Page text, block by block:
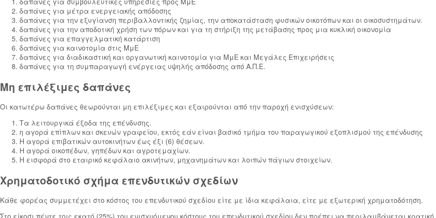
δαπάνες για μέτρα ενεργειακής απόδοσης
δαπάνες για την εξυγίανση περιβαλλοντικής ζημίας, την αποκατάσταση φυσικών οικοτόπων και οι οικοσυστημάτων.
δαπάνες για την αποδοτική χρήση των πόρων και για τη στήριξη της μετάβασης προς μια κυκλική οικονομία
δαπάνες για επαγγελματική κατάρτιση
δαπάνες για καινοτομία στις ΜμΕ
δαπάνες για διαδικαστική και οργανωτική καινοτομία για ΜμΕ και Μεγάλες Επιχειρήσεις
δαπάνες για τη συμπαραγωγή ενέργειας υψηλής απόδοσης από Α.Π.Ε.
Μη επιλέξιμες δαπάνες
Οι κατωτέρω δαπάνες θεωρούνται μη επιλέξιμες και εξαιρούνται από την παροχή ενισχύσεων:
Τα λειτουργικά έξοδα της επένδυσης.
η αγορά επίπλων και σκευών γραφείου, εκτός εάν είναι βασικό τμήμα του παραγωγικού εξοπλισμού της επένδυσης
Η αγορά επιβατικών αυτοκινήτων έως έξι (6) θέσεων.
Η αγορά οικοπέδων, γηπέδων και αγροτεμαχίων.
Η εισφορά στο εταιρικό κεφάλαιο ακινήτων, μηχανημάτων και λοιπών πάγιων στοιχείων.
Χρηματοδοτικό σχήμα επενδυτικών σχεδίων
Κάθε φορέας συμμετέχει στο κόστος του επενδυτικού σχεδίου είτε με ίδια κεφάλαια, είτε με εξωτερική χρηματοδότηση.